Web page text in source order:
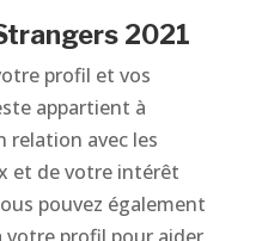
2021
profil et vos
appartient à
relation avec les
et de votre intérêt
pouvez également